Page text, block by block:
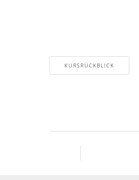
KURSRÜCKBLICK